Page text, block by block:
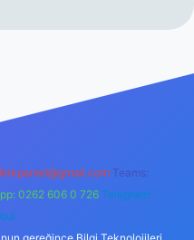
Teams:
0262 606 0 726 Telegram: